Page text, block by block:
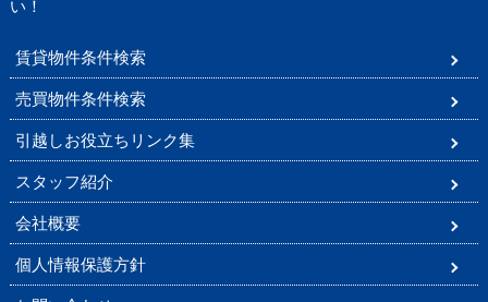
い！
賃貸物件条件検索
売買物件条件検索
引越しお役立ちリンク集
スタッフ紹介
会社概要
個人情報保護方針